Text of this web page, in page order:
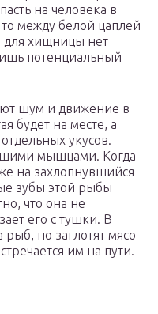
на человека в
между белой цаплей
для хищницы нет
потенциальный
шум и движение в
будет на месте, а
укусов.
мышцами. Когда
на захлопнувшийся
зубы этой рыбы
что она не
его с тушки. В
но заглотят мясо
им на пути.